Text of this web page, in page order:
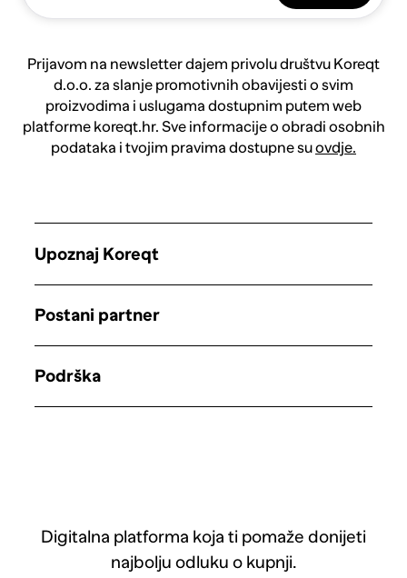
Prijavom na newsletter dajem privolu društvu Koreqt
d.o.o. za slanje promotivnih obavijesti o svim
proizvodima i uslugama dostupnim putem web
platforme koreqt.hr. Sve informacije o obradi osobnih
podataka i tvojim pravima dostupne suovdje.
Digitalna platforma koja ti pomaže donijeti
najbolju odluku o kupnji.
Upoznaj Koreqt
Postani partner
Podrška